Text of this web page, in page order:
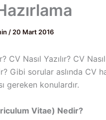
/ 20 Mart 2016
CV Nasıl Yazılır? CV Nasıl
Gibi sorular aslında CV
gereken konulardır.
Vitae) Nedir?